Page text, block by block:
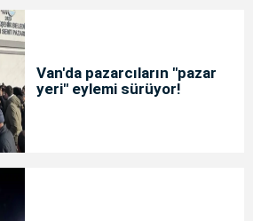
Van'da pazarcıların "pazar
yeri" eylemi sürüyor!